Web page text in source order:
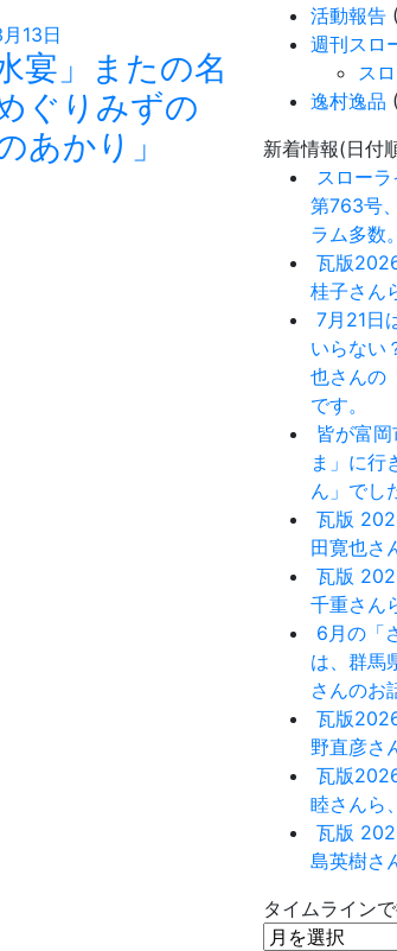
13日
宴」またの名
ぐりみずの
あかり」
活動報告
週刊スロ
ス
逸村逸品
新着情報(日付
スロー
第763号
ラム多数。
瓦版
桂子さん
7月21日
いらない
也さんの
です。
皆が富
ま」に行
ん」でし
瓦版
田寛也さ
瓦版
千重さん
6月の「
は、群馬
さんのお
瓦版
野直彦さ
瓦版
睦さんら
瓦版
島英樹さ
タイムライン
タ